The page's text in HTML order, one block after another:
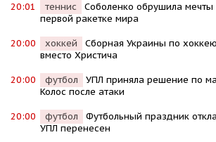
20:01 теннис
Соболенко обрушила
первой ракетке мира
20:00 хоккей
Сборная Украины по
вместо Христича
20:00 футбол
УПЛ приняла решение по
Колос после атаки
20:00 футбол
Футбольный праздник
УПЛ перенесен